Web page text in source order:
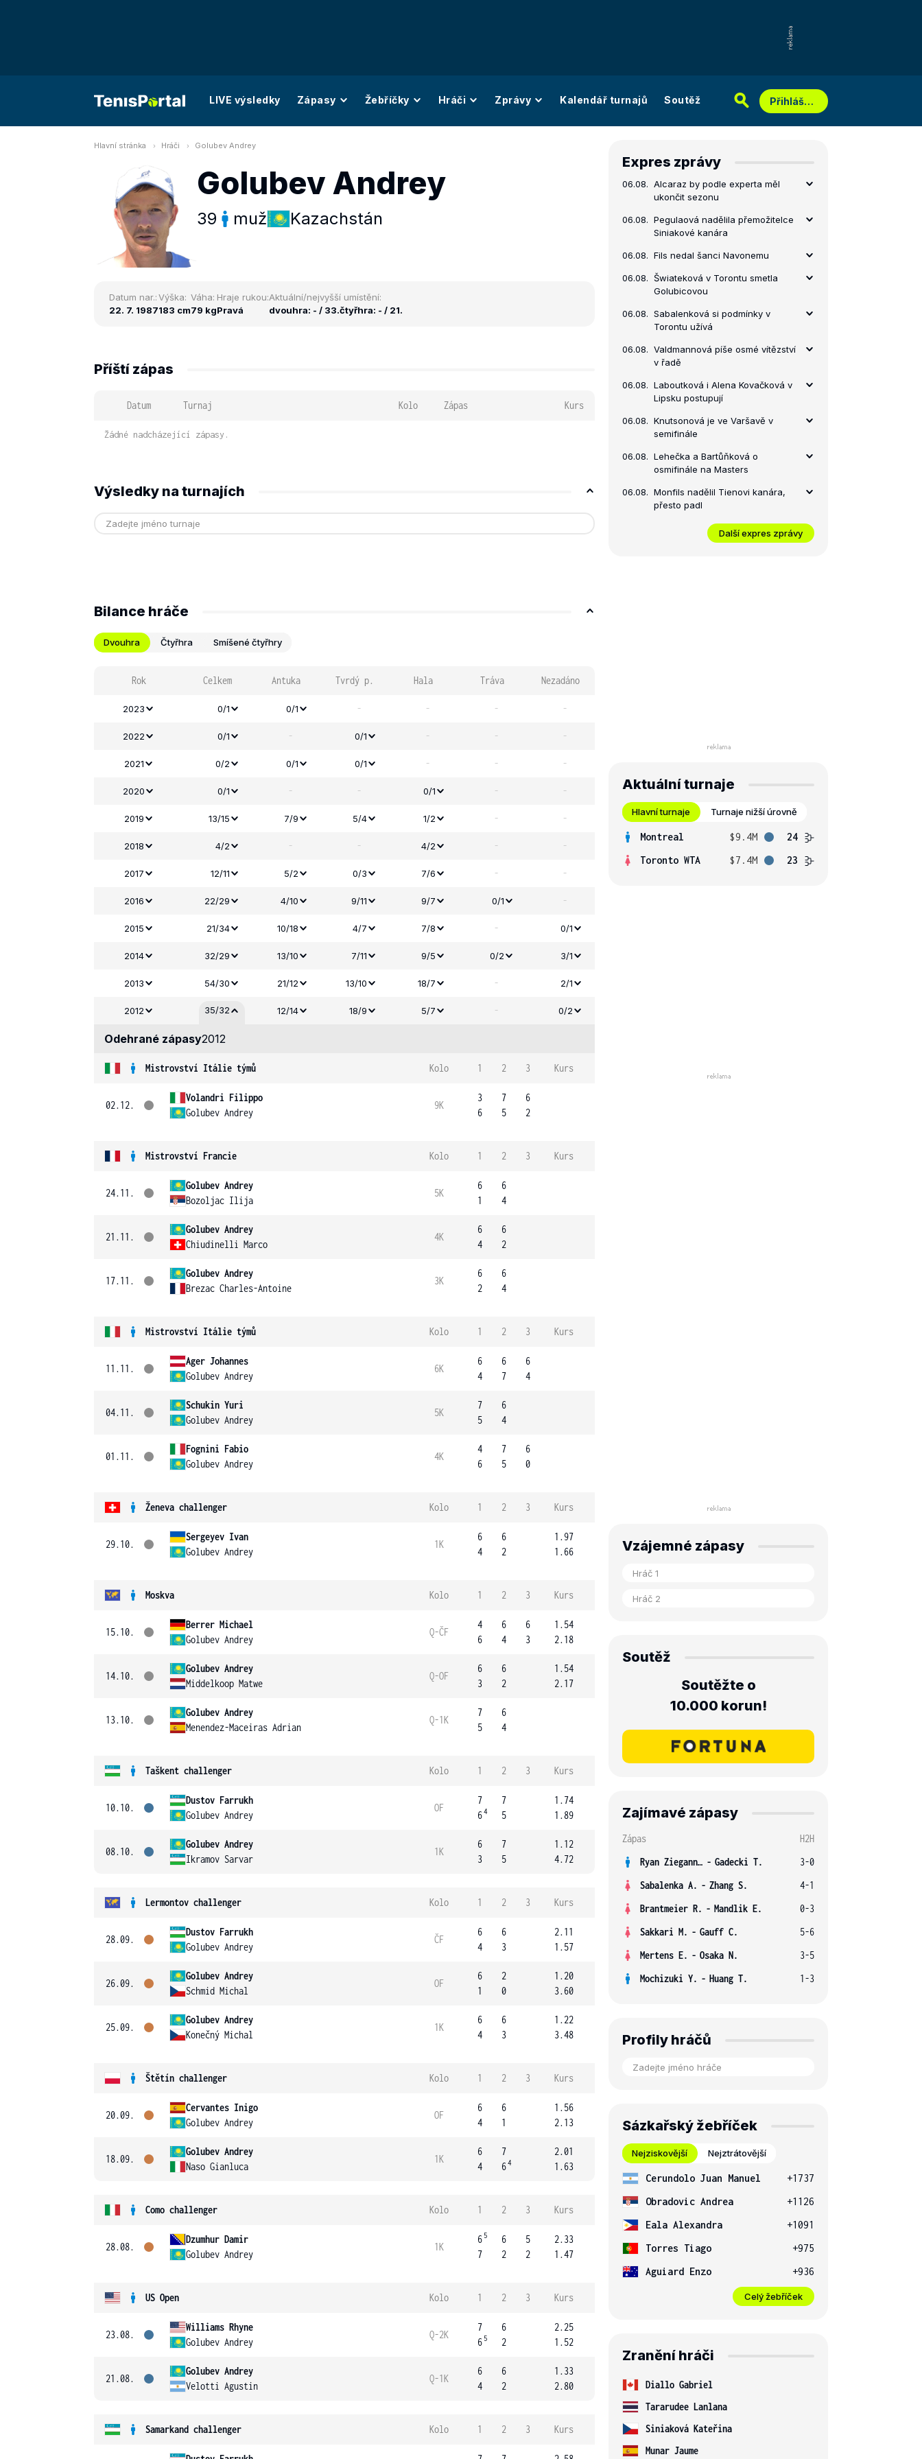
LIVE výsledky Zápasy Žebříčky Hráči Zprávy Kalendář turnajů Soutěž Přihlášení
Hlavní stránka Hráči Golubev Andrey
Golubev Andrey
39 muž Kazachstán
Datum nar.:
22. 7. 1987
Výška:
183 cm
Váha:
79 kg
Hraje rukou:
Pravá
Aktuální/nejvyšší umístění:
dvouhra: - / 33.čtyřhra: - / 21.
Příští zápas
Datum Turnaj Kolo Zápas Kurs
Žádné nadcházející zápasy.
Výsledky na turnajích
Bilance hráče
Dvouhra Čtyřhra Smíšené čtyřhry
Rok Celkem Antuka Tvrdý p. Hala Tráva Nezadáno
2023 0/1 0/1 - - - -
2022 0/1 - 0/1 - - -
2021 0/2 0/1 0/1 - - -
2020 0/1 - - 0/1 - -
2019 13/15 7/9 5/4 1/2 - -
2018 4/2 - - 4/2 - -
2017 12/11 5/2 0/3 7/6 - -
2016 22/29 4/10 9/11 9/7 0/1 -
2015 21/34 10/18 4/7 7/8 - 0/1
2014 32/29 13/10 7/11 9/5 0/2 3/1
2013 54/30 21/12 13/10 18/7 - 2/1
2012 35/32 12/14 18/9 5/7 - 0/2
Odehrané zápasy2012
Mistrovství Itálie týmů Kolo 1 2 3 Kurs
02.12.
Volandri Filippo
Golubev Andrey
9K
3
6
7
5
6
2
Mistrovství Francie Kolo 1 2 3 Kurs
24.11.
Golubev Andrey
Bozoljac Ilija
5K
6
1
6
4
21.11.
Golubev Andrey
Chiudinelli Marco
4K
6
4
6
2
17.11.
Golubev Andrey
Brezac Charles-Antoine
3K
6
2
6
4
Mistrovství Itálie týmů Kolo 1 2 3 Kurs
11.11.
Ager Johannes
Golubev Andrey
6K
6
4
6
7
6
4
04.11.
Schukin Yuri
Golubev Andrey
5K
7
5
6
4
01.11.
Fognini Fabio
Golubev Andrey
4K
4
6
7
5
6
0
Ženeva challenger Kolo 1 2 3 Kurs
29.10.
Sergeyev Ivan
Golubev Andrey
1K
6
4
6
2
1.97
1.66
Moskva Kolo 1 2 3 Kurs
15.10.
Berrer Michael
Golubev Andrey
Q-ČF
4
6
6
4
6
3
1.54
2.18
14.10.
Golubev Andrey
Middelkoop Matwe
Q-OF
6
3
6
2
1.54
2.17
13.10.
Golubev Andrey
Menendez-Maceiras Adrian
Q-1K
7
5
6
4
Taškent challenger Kolo 1 2 3 Kurs
10.10.
Dustov Farrukh
Golubev Andrey
OF
7
64
7
5
1.74
1.89
08.10.
Golubev Andrey
Ikramov Sarvar
1K
6
3
7
5
1.12
4.72
Lermontov challenger Kolo 1 2 3 Kurs
28.09.
Dustov Farrukh
Golubev Andrey
ČF
6
4
6
3
2.11
1.57
26.09.
Golubev Andrey
Schmid Michal
OF
6
1
2
0
1.20
3.60
25.09.
Golubev Andrey
Konečný Michal
1K
6
4
6
3
1.22
3.48
Štětín challenger Kolo 1 2 3 Kurs
20.09.
Cervantes Inigo
Golubev Andrey
OF
6
4
6
1
1.56
2.13
18.09.
Golubev Andrey
Naso Gianluca
1K
6
4
7
64
2.01
1.63
Como challenger Kolo 1 2 3 Kurs
28.08.
Dzumhur Damir
Golubev Andrey
1K
6 5
7
6
2
5
2
2.33
1.47
US Open Kolo 1 2 3 Kurs
23.08.
Williams Rhyne
Golubev Andrey
Q-2K
7
6 5
6
2
2.25
1.52
21.08.
Golubev Andrey
Velotti Agustin
Q-1K
6
4
6
2
1.33
2.80
Samarkand challenger Kolo 1 2 3 Kurs
Expres zprávy
06.08. Alcaraz by podle experta měl
ukončit sezonu
06.08. Pegulaová nadělila přemožitelce
Siniakové kanára
06.08. Fils nedal šanci Navonemu
06.08. Šwiateková v Torontu smetla
Golubicovou
06.08. Sabalenková si podmínky v
Torontu užívá
06.08. Valdmannová píše osmé vítězství
v řadě
06.08. Laboutková i Alena Kovačková v
Lipsku postupují
06.08. Knutsonová je ve Varšavě v
semifinále
06.08. Lehečka a Bartůňková o
osmifinále na Masters
06.08. Monfils nadělil Tienovi kanára,
přesto padl
Další expres zprávy
Aktuální turnaje
Hlavní turnaje Turnaje nižší úrovně
Montreal $9.4M
24
Toronto WTA
$7.4M 23
Vzájemné zápasy
Soutěž
Soutěžte o
10.000 korun!
Zajímavé zápasy
Zápas
H2H
Ryan Ziegann S. - Gadecki T.
3-0
Sabalenka A. - Zhang S.
4-1
Brantmeier R. - Mandlik E.
0-3
Sakkari M. - Gauff C.
5-6
Mertens E. - Osaka N.
3-5
Mochizuki Y. - Huang T. 1-3
Profily hráčů
Sázkařský žebříček
Nejziskovější Nejztrátovější
Cerundolo Juan Manuel
+1737
Obradovic Andrea
+1126
Eala Alexandra
+1091
Torres Tiago
+975
Aguiard Enzo
+936
Celý žebříček
Zranění hráči
Diallo Gabriel
Tararudee Lanlana
Siniaková Kateřina
Munar Jaume